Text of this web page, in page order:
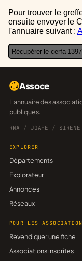
Pour trouver le greffe des associations auquel vous devrez
ensuite envoyer le
l'annuaire suivant :
Récupérer le cerfa
Assoce
L'annuaire des associations françaises, construit sur les données
publiques.
RNA / JOAFE / SIRENE
EXPLORER
Départements
Explorateur
Annonces
Réseaux
POUR LES
Revendiquer une fiche
Associations inscrites